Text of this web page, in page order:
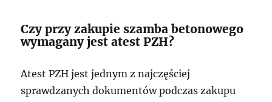
Czy przy zakupie szamba betonowego
wymagany jest atest PZH?
Atest PZH jest jednym z najczęściej
sprawdzanych dokumentów podczas zakupu